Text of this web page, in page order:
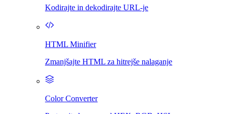
Kodirajte in dekodirajte URL-je
HTML Minifier
Zmanjšajte HTML za hitrejše nalaganje
Color Converter